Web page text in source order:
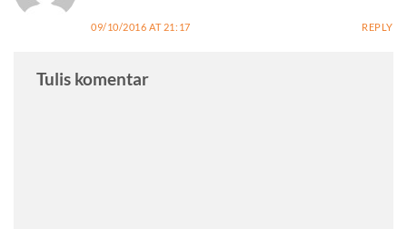
09/10/2016 AT 21:17 REPLY
Tulis komentar